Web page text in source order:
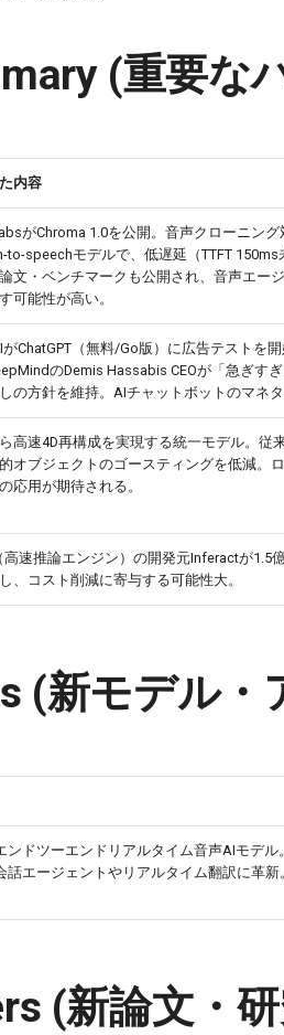
(重要な
内容
がChroma 1.0を公開。音声クローニン
to-speechモデルで、低遅延（TTFT
文・ベンチマークも公開され、音声エー
可能性が高い。
がChatGPT（無料/Go版）に広告テストを
のDemis Hassabis CEOが「急ぎす
の方針を維持。AIチャットボットのマネ
高速4D再構成を実現する統一モデル。従
オブジェクトのゴースティングを低減。
応用が期待される。
高速推論エンジン）の開発元Inferactが1.5
、コスト削減に寄与する可能性大。
(新モデル・
ンドツーエンドリアルタイム音声AIモデ
話エージェントやリアルタイム翻訳に革
(新論文・